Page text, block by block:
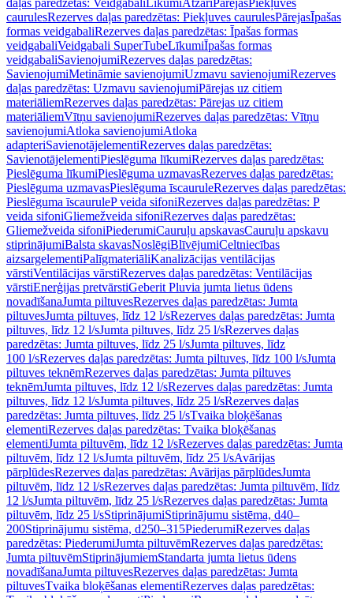
daļas paredzētas: Veidgabali LīkumiAtzari PārejasPiekļuves
caurulesRezerves daļas paredzētas: Piekļuves caurulesPārejasĪpašas
formas veidgabaliRezerves daļas paredzētas: Īpašas formas
veidgabaliVeidgabali SuperTubeLīkumiĪpašas formas
veidgabaliSavienojumiRezerves daļas paredzētas:
SavienojumiMetināmie savienojumiUzmavu savienojumiRezerves
daļas paredzētas: Uzmavu savienojumiPārejas uz citiem
materiāliemRezerves daļas paredzētas: Pārejas uz citiem
materiāliemVītņu savienojumiRezerves daļas paredzētas: Vītņu
savienojumiAtloka savienojumiAtloka
adapteriSavienotājelementiRezerves daļas paredzētas:
SavienotājelementiPieslēguma līkumiRezerves daļas paredzētas:
Pieslēguma līkumiPieslēguma uzmavasRezerves daļas paredzētas:
Pieslēguma uzmavasPieslēguma īscauruleRezerves daļas paredzētas:
Pieslēguma īscauruleP veida sifoniRezerves daļas paredzētas: P
veida sifoniGliemežveida sifoniRezerves daļas paredzētas:
Gliemežveida sifoniPiederumiCauruļu apskavasCauruļu apskavu
stiprinājumiBalsta skavasNoslēgiBlīvējumiCeltniecības
aizsargelementiPalīgmateriāliKanalizācijas ventilācijas
vārstiVentilācijas vārstiRezerves daļas paredzētas: Ventilācijas
vārstiEnerģijas pretvārstiGeberit Pluvia jumta lietus ūdens
novadīšanaJumta piltuvesRezerves daļas paredzētas: Jumta
piltuvesJumta piltuves, līdz 12 l/sRezerves daļas paredzētas: Jumta
piltuves, līdz 12 l/sJumta piltuves, līdz 25 l/sRezerves daļas
paredzētas: Jumta piltuves, līdz 25 l/sJumta piltuves, līdz
100 l/sRezerves daļas paredzētas: Jumta piltuves, līdz 100 l/sJumta
piltuves teknēmRezerves daļas paredzētas: Jumta piltuves
teknēmJumta piltuves, līdz 12 l/sRezerves daļas paredzētas: Jumta
piltuves, līdz 12 l/sJumta piltuves, līdz 25 l/sRezerves daļas
paredzētas: Jumta piltuves, līdz 25 l/sTvaika bloķēšanas
elementiRezerves daļas paredzētas: Tvaika bloķēšanas
elementiJumta piltuvēm, līdz 12 l/sRezerves daļas paredzētas: Jumta
piltuvēm, līdz 12 l/sJumta piltuvēm, līdz 25 l/sAvārijas
pārplūdesRezerves daļas paredzētas: Avārijas pārplūdesJumta
piltuvēm, līdz 12 l/sRezerves daļas paredzētas: Jumta piltuvēm, līdz
12 l/sJumta piltuvēm, līdz 25 l/sRezerves daļas paredzētas: Jumta
piltuvēm, līdz 25 l/sStiprinājumiStiprinājumu sistēma, d40–
200Stiprinājumu sistēma, d250–315PiederumiRezerves daļas
paredzētas: PiederumiJumta piltuvēmRezerves daļas paredzētas:
Jumta piltuvēmStiprinājumiemStandarta jumta lietus ūdens
novadīšanaJumta piltuvesRezerves daļas paredzētas: Jumta
piltuvesTvaika bloķēšanas elementiRezerves daļas paredzētas: